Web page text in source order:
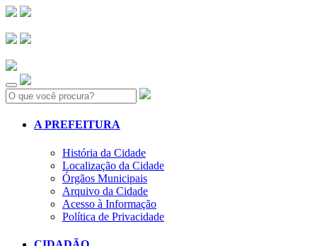
Search:
A PREFEITURA
História da Cidade
Localização da Cidade
Órgãos Municipais
Arquivo da Cidade
Acesso à Informação
Política de Privacidade